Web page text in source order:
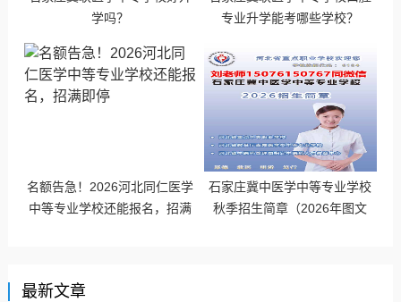
学吗？
专业升学能考哪些学校？
名额告急！2026河北同仁医学
中等专业学校还能报名，招满
石家庄冀中医学中等专业学校
秋季招生简章（2026年图文
最新文章